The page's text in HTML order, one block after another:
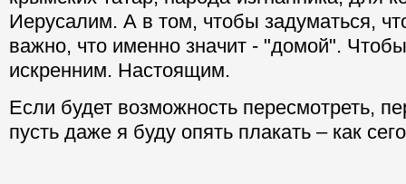
Иерусалим. А в том, чтобы задуматься,
важно, что именно значит - "домой".
искренним. Настоящим.
Если будет возможность пересмотреть,
пусть даже я буду опять плакать – как